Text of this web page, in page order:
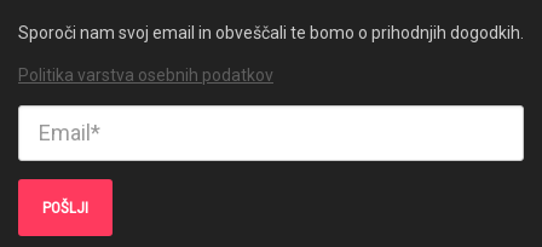
Sporoči nam svoj email in obveščali te bomo o prihodnjih dogodkih.
Politika varstva osebnih podatkov